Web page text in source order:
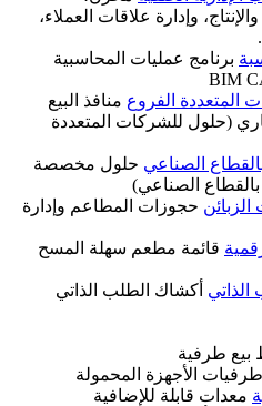
وإدارة علاقات العملاء،
برنامج عمليات المحاسبية
المتعددة الفروع منافذ البيع
(حلول للشركات المتعددة
الصناعي حلول مخصصة
الصناعي)
حجوزات المطاعم وإدارة
قائمة مطعم سهلة المسح
أكشاك الطلب الذاتي
بيع طرفية
طرفيات الأجهزة المحمولة
معدات قابلة للإضافية